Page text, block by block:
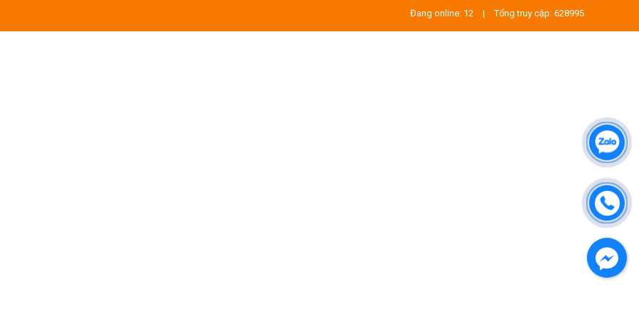
Đang online: 12 | Tổng truy cập: 628995